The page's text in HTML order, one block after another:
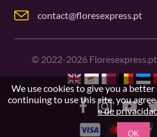
contact@floresexpress.pt
© 2022-2026
We use cookies to give you a
continuing to use this site, you
e de
OK